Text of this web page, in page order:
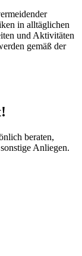
in alltäglichen
und Aktivitäten
gemäß der
beraten,
Anliegen.